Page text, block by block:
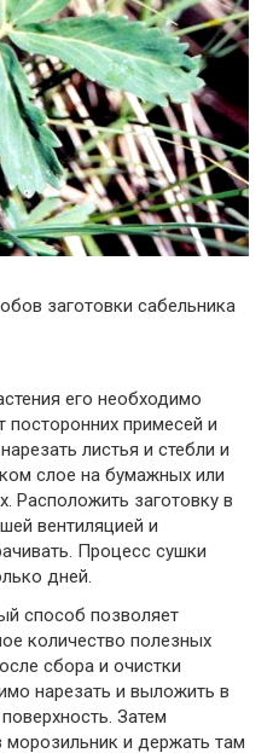
заготовки сабельника
его необходимо
посторонних примесей и
листья и стебли и
слое на бумажных или
Расположить заготовку в
вентиляцией и
Процесс сушки
дней.
способ позволяет
количество полезных
сбора и очистки
нарезать и выложить в
Затем
морозильник и держать там